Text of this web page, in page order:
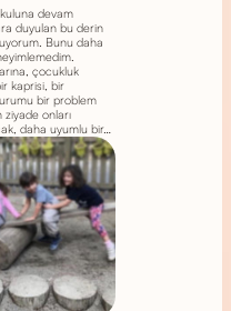
devam
duyulan bu derin
Bunu daha
çocukluk
kaprisi, bir
bir problem
onları
daha uyumlu bir…